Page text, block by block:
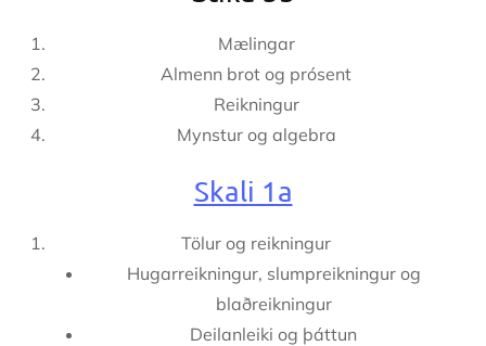
Mælingar
Almenn brot og prósent
Reikningur
Mynstur og algebra
Skali 1a
Tölur og reikningur
Hugarreikningur, slumpreikningur og
blaðreikningur
Deilanleiki og þáttun